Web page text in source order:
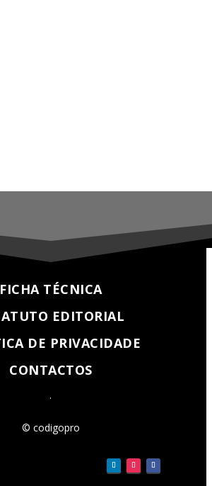
FICHA TÉCNICA
EDITORIAL
DE PRIVACIDADE
CONTACTOS
.
© codigopro